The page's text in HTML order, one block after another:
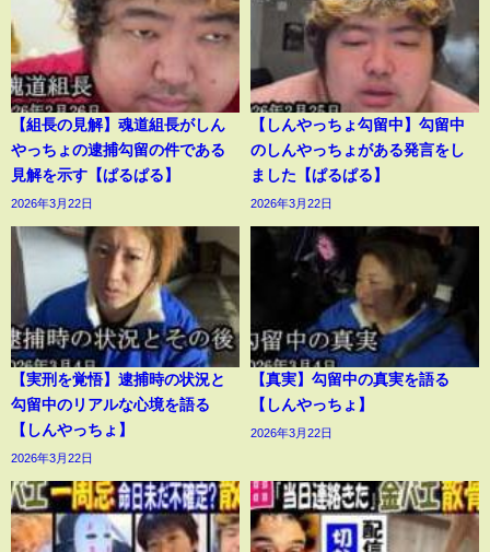
【組長の見解】魂道組長がしん
やっちょの逮捕勾留の件である
見解を示す【ぱるぱる】
2026年3月22日
【しんやっちょ勾留中】勾留中
のしんやっちょがある発言をし
ました【ぱるぱる】
2026年3月22日
【実刑を覚悟】逮捕時の状況と
勾留中のリアルな心境を語る
【しんやっちょ】
2026年3月22日
【真実】勾留中の真実を語る
【しんやっちょ】
2026年3月22日